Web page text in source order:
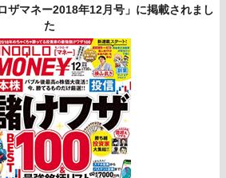
ザマネー2018年12月号」に掲載されまし
た